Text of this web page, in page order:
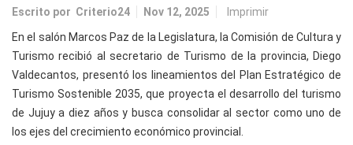
Escrito por Criterio24 Nov 12, 2025 Imprimir
En el salón Marcos Paz de la Legislatura, la Comisión de Cultura y
Turismo recibió al secretario de Turismo de la provincia, Diego
Valdecantos, presentó los lineamientos del Plan Estratégico de
Turismo Sostenible 2035, que proyecta el desarrollo del turismo
de Jujuy a diez años y busca consolidar al sector como uno de
los ejes del crecimiento económico provincial.